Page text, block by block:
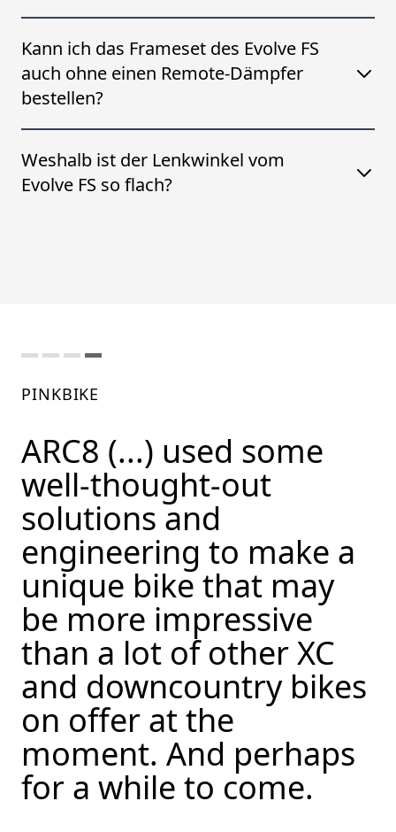
Kann ich das Frameset des Evolve FS
auch ohne einen Remote-Dämpfer
bestellen?
Weshalb ist der Lenkwinkel vom
Evolve FS so flach?
PINKBIKE
ARC8 (...) used some
well-thought-out
solutions and
engineering to make a
unique bike that may
be more impressive
than a lot of other XC
and downcountry bikes
on offer at the
moment. And perhaps
for a while to come.